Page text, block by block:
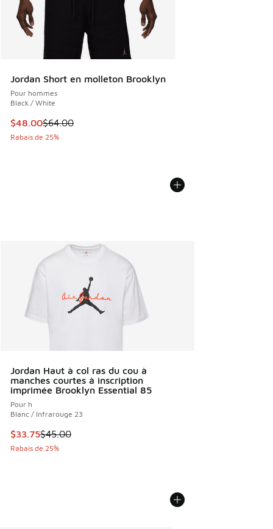
Jordan Short en molleton Brooklyn
Pour hommes
Black / White
Cet article est en solde. Le prix est passé de $64.00 à
$48.00$64.00
Rabais de 25%
Jordan Haut à col ras du cou à
manches courtes à inscription
imprimée Brooklyn Essential 85
Pour h
Blanc / Infrarouge 23
Cet article est en solde. Le prix est passé de $45.00 à
$33.75$45.00
Rabais de 25%